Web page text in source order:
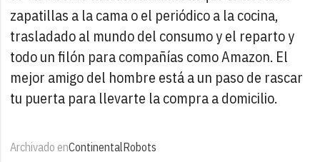
zapatillas a la cama o el periódico a la cocina,
trasladado al mundo del consumo y el reparto y
todo un filón para compañías como Amazon. El
mejor amigo del hombre está a un paso de rascar
tu puerta para llevarte la compra a domicilio.
Archivado enContinentalRobots